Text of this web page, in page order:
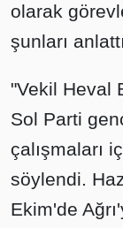
olarak
şunları
"Vekil Heval
Sol Parti
çalışmaları
söylendi.
Ekim'de